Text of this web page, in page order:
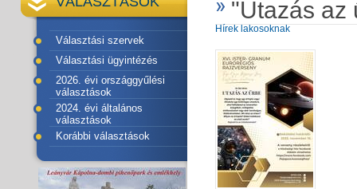
Választási szervek
Választási ügyintézés
2026. évi országgyűlési
választások
2024. évi általános
választások
Korábbi választások
"Utazás az
Hírek lakosoknak